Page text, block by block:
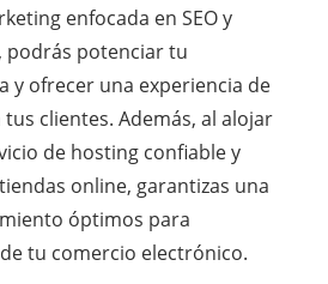
enfocada en SEO y
podrás potenciar tu
y ofrecer una experiencia de
clientes. Además, al alojar
de hosting confiable y
online, garantizas una
óptimos para
tu comercio electrónico.